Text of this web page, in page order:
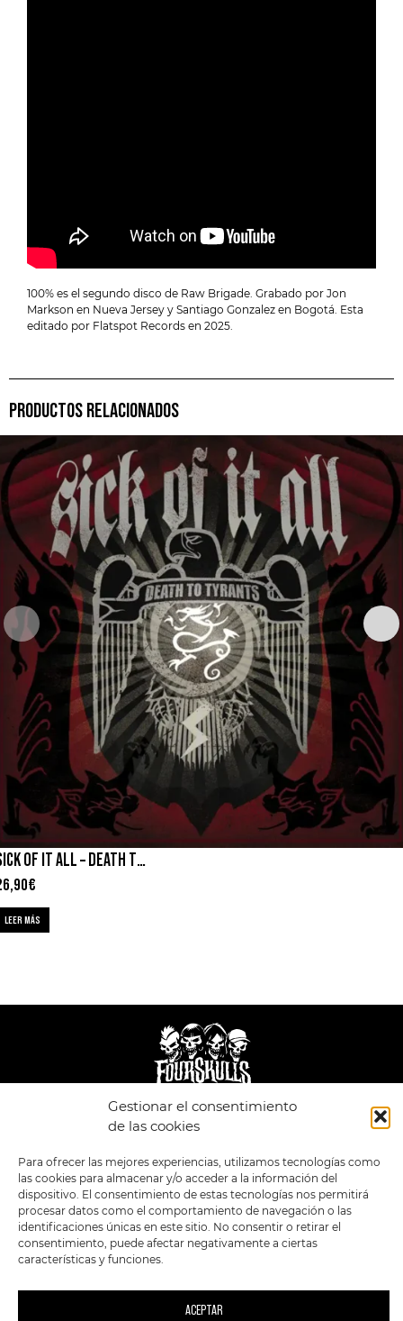
Gestionar el consentimiento
de las cookies
Para ofrecer las mejores experiencias, utilizamos tecnologías como
las cookies para almacenar y/o acceder a la información del
dispositivo. El consentimiento de estas tecnologías nos permitirá
procesar datos como el comportamiento de navegación o las
identificaciones únicas en este sitio. No consentir o retirar el
consentimiento, puede afectar negativamente a ciertas
características y funciones.
ACEPTAR
100% es el segundo disco de Raw Brigade. Grabado por Jon
Markson en Nueva Jersey y Santiago Gonzalez en Bogotá. Esta
editado por Flatspot Records en 2025.
PRODUCTOS RELACIONADOS
SICK OF IT ALL – DEATH TO TYRANTS
€
LEER MÁS
PRIVACIDAD
TÉRMINOS Y
CONDICIONES
GENERALES DE LA
VENTA
FORMATOS
PREVENTAS
OFERTAS
MERCHANDISING
FOUR SKULLS